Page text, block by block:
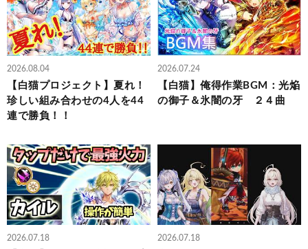
2026.08.04
【白猫プロジェクト】夏れ！
珍しい組み合わせの4人を44
連で勝負！！
2026.07.24
【白猫】俺得作業BGM：光焔
の御子＆氷闇の牙 ２４曲
2026.07.18 2026.07.18